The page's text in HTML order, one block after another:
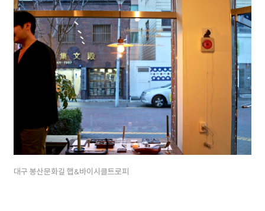
대구 봉산문화길 햅&바이시클트로피